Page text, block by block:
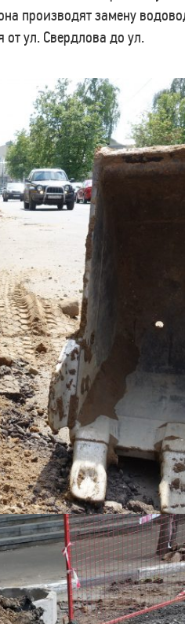
производят замену
ул. Свердлова до ул.